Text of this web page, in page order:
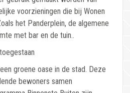
voorzieningen die bij Wonen
het Panderplein, de algemene
met bar en de tuin..
groene oase in de stad. Deze
bewoners samen